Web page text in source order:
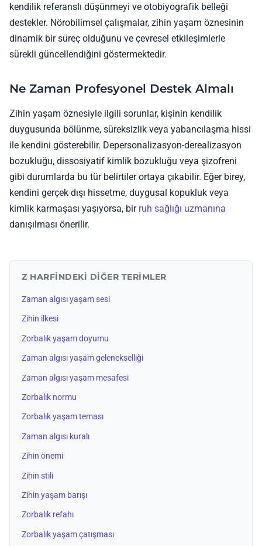
kendilik referanslı düşünmeyi ve otobiyografik belleği
destekler. Nörobilimsel çalışmalar, zihin yaşam öznesinin
dinamik bir süreç olduğunu ve çevresel etkileşimlerle
sürekli güncellendiğini göstermektedir.
Ne Zaman Profesyonel Destek Almalı
Zihin yaşam öznesiyle ilgili sorunlar, kişinin kendilik
duygusunda bölünme, süreksizlik veya yabancılaşma hissi
ile kendini gösterebilir. Depersonalizasyon-derealizasyon
bozukluğu, dissosiyatif kimlik bozukluğu veya şizofreni
gibi durumlarda bu tür belirtiler ortaya çıkabilir. Eğer birey,
kendini gerçek dışı hissetme, duygusal kopukluk veya
kimlik karmaşası yaşıyorsa, bir ruh sağlığı uzmanına
danışılması önerilir.
Z HARFINDEKI DIĞER TERIMLER
Zaman algısı yaşam sesi
Zihin ilkesi
Zorbalık yaşam doyumu
Zaman algısı yaşam gelenekselliği
Zaman algısı yaşam mesafesi
Zorbalık normu
Zorbalık yaşam teması
Zaman algısı kuralı
Zihin önemi
Zihin stili
Zihin yaşam barışı
Zorbalık refahı
Zorbalık yaşam çatışması